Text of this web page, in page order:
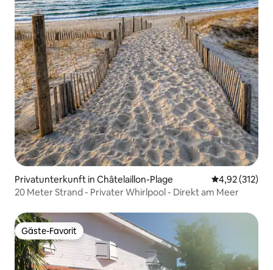
Privatunterkunft in Châtelaillon-Plage
4,92 (312)
20 Meter Strand - Privater Whirlpool - Direkt am Meer
Gäste-Favorit
Gäste-Favorit